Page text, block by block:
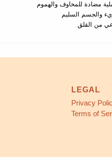
مضادة للمخاوف والھموم
والجسم السلیم
من القلق
LEGAL
Privacy
Terms of